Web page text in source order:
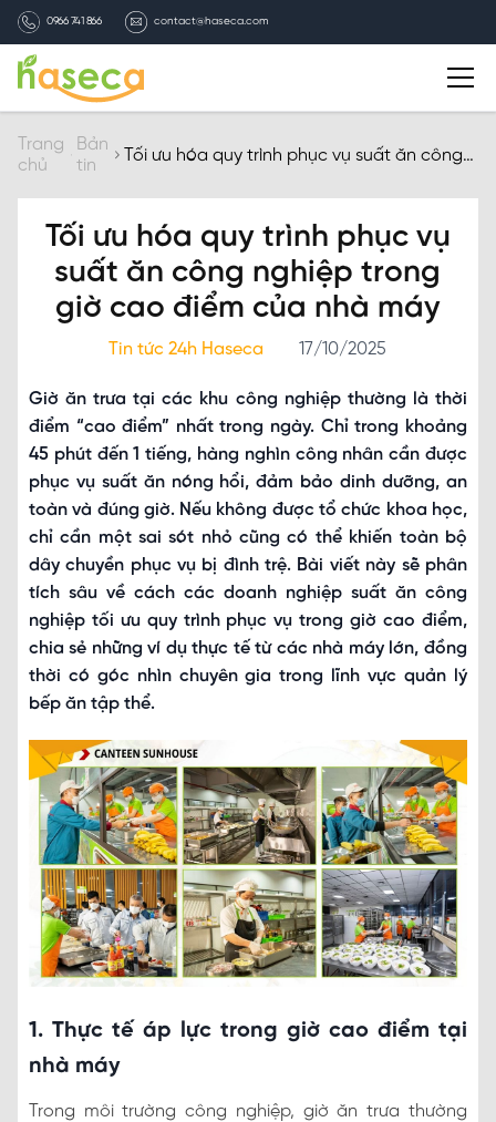
0966 741 866 contact@haseca.com
Giới thiệu
Chọn Haseca
Dịch vụ
Bản tin HASECA
Tuyển dụng
Liên hệ
Trang
chủ
Bản
tin
Tối ưu hóa quy trình phục vụ suất ăn công
Tối ưu hóa quy trình phục vụ
suất ăn công nghiệp trong
giờ cao điểm của nhà máy
Tin tức 24h Haseca 17/10/2025
Giờ ăn trưa tại các khu công nghiệp thường là thời
điểm “cao điểm” nhất trong ngày. Chỉ trong khoảng
45 phút đến 1 tiếng, hàng nghìn công nhân cần được
phục vụ suất ăn nóng hổi, đảm bảo dinh dưỡng, an
toàn và đúng giờ. Nếu không được tổ chức khoa học,
chỉ cần một sai sót nhỏ cũng có thể khiến toàn bộ
dây chuyền phục vụ bị đình trệ. Bài viết này sẽ phân
tích sâu về cách các doanh nghiệp suất ăn công
nghiệp tối ưu quy trình phục vụ trong giờ cao điểm,
chia sẻ những ví dụ thực tế từ các nhà máy lớn, đồng
thời có góc nhìn chuyên gia trong lĩnh vực quản lý
bếp ăn tập thể.
1. Thực tế áp lực trong giờ cao điểm tại
nhà máy
Trong môi trường công nghiệp, giờ ăn trưa thường